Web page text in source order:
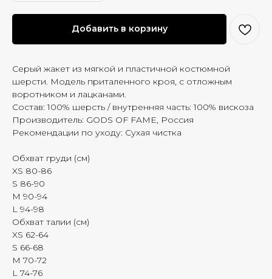
Добавить в корзину
Серый жакет из мягкой и пластичной костюмной
шерсти. Модель приталенного кроя, с отложным
воротником и лацканами.
Состав: 100% шерсть / внутренняя часть: 100% вискоза
Производитель: GODS OF FAME, Россия
Рекомендации по уходу: Сухая чистка
Обхват груди (см)
XS 80-86
S 86-90
M 90-94
L 94-98
Обхват талии (см)
XS 62-64
S 66-68
M 70-72
L 74-76